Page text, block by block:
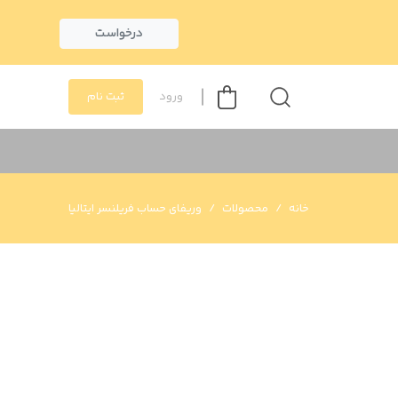
درخواست
ورود ثبت نام
خانه محصولات وریفای حساب فریلنسر ایتالیا